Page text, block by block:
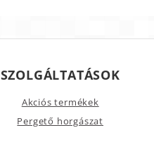
SZOLGÁLTATÁSOK
Akciós termékek
Pergető horgászat